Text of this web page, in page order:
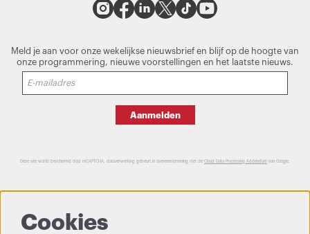
Meld je aan voor onze wekelijkse nieuwsbrief en blijf op de hoogte van
onze programmering, nieuwe voorstellingen en het laatste nieuws.
Aanmelden
Deze site wordt beschermd door reCAPTCHA, dataverwerking gebeurt in overeenstemming met de Cloud Data Processing Addendum van Google.
Cookies